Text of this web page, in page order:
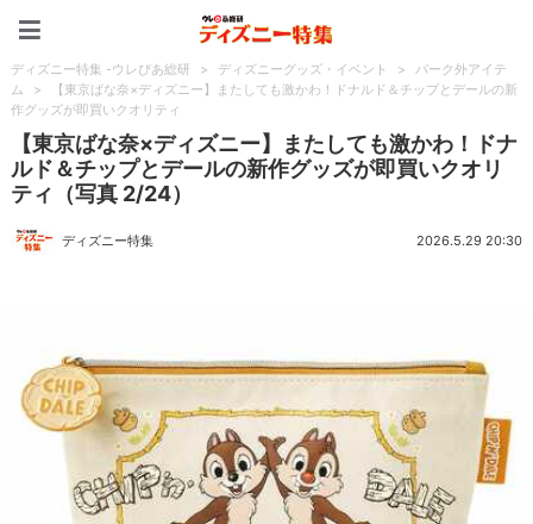
ディズニー特集 -ウレぴあ総研 > ディズニーグッズ・イベント >
パーク外アイテ
ム
>
【東京ばな奈×ディズニー】またしても激かわ！ドナルド＆チップとデールの新
作グッズが即買いクオリティ
【東京ばな奈×ディズニー】またしても激かわ！ドナ
ルド＆チップとデールの新作グッズが即買いクオリ
ティ（写真 2/24）
ディズニー特集 2026.5.29 20:30